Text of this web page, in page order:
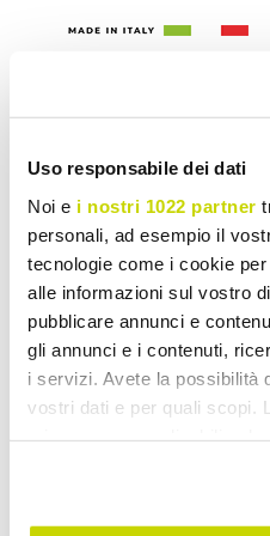
Uso responsabile dei dati
Noi e i nostri 1022 partner
personali, ad esempio il
tecnologie come i cookie
alle informazioni sul vostro
pubblicare annunci e
gli annunci e i contenuti,
i servizi. Avete la possibilità
vostri dati e per quali scopi.
modificare o revocare il
momento dalla
Drap-housse double, lin de
couleur de luxe fabriqué en
Italie - Fiumano